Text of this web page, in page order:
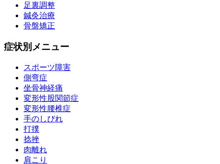
足裏調整
鍼灸治療
骨盤矯正
症状別メニュー
スポーツ障害
側弯症
坐骨神経痛
変形性股関節症
変形性腰椎症
手のしびれ
打撲
捻挫
肉離れ
肩こり